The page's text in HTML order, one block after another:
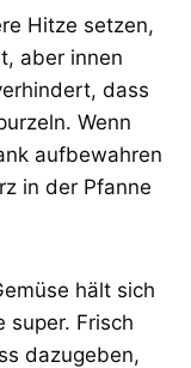
Hitze setzen,
aber innen
dass
Wenn
aufbewahren
in der Pfanne
hält sich
super. Frisch
dazugeben,